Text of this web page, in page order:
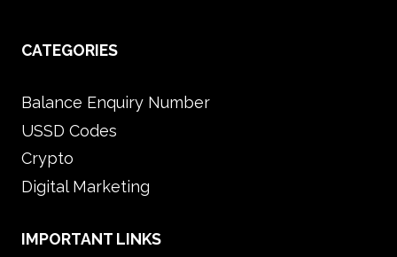
CATEGORIES
Balance Enquiry Number
USSD Codes
Crypto
Digital Marketing
IMPORTANT LINKS